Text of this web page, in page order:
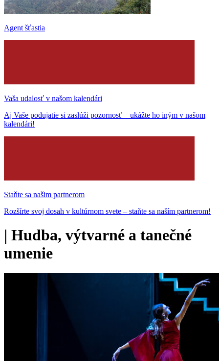
Agent šťastia
Vaša udalosť v našom kalendári
Aj Vaše podujatie si zaslúži pozornosť – ukážte ho iným v našom
kalendári!
Staňte sa našim partnerom
Rozšírte svoj dosah v kultúrnom svete – staňte sa naším partnerom!
| Hudba, výtvarné a tanečné
umenie